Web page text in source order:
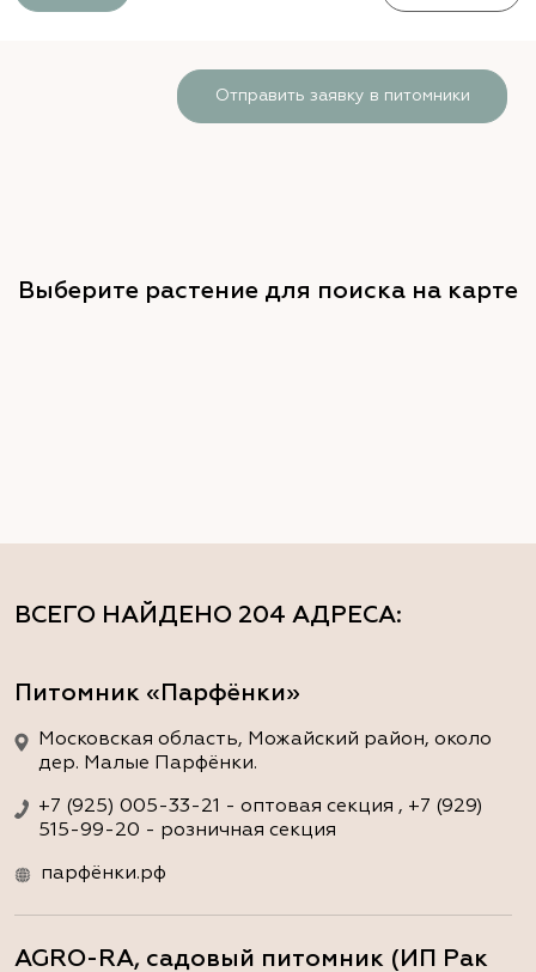
ВСЕГО НАЙДЕНО 204 АДРЕСА:
Питомник «Парфёнки»
Московская область, Можайский район, около
дер. Малые Парфёнки.
+7 (925) 005-33-21 - оптовая секция , +7 (929)
515-99-20 - розничная секция
парфёнки.рф
AGRO-RA, садовый питомник (ИП Рак
Отправить заявку в питомники
Выберите растение для поиска на карте